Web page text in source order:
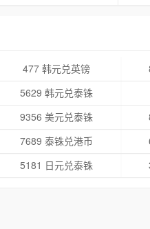
477 韩元兑英镑
5629 韩元兑泰铢
9356 美元兑泰铢
7689 泰铢兑港币
5181 日元兑泰铢